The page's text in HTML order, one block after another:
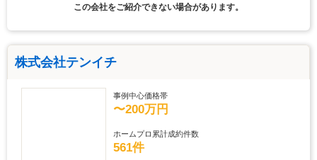
この会社をご紹介できない場合があります。
株式会社テンイチ
事例中心価格帯
〜200万円
ホームプロ累計成約件数
561件